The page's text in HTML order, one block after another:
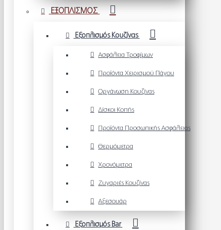
ΕΞΟΠΛΙΣΜΟΣ
Εξοπλισμός Κουζίνας
Ασφάλεια Τροφίμων
Προϊόντα Χειρισμού Πάγου
Οργάνωση Κουζίνας
Δίσκοι Κοπής
Προϊόντα Προσωπικής Ασφάλειας
Θερμόμετρα
Χρονόμετρα
Ζυγαριές Κουζίνας
Αξεσουάρ
Εξοπλισμός Bar